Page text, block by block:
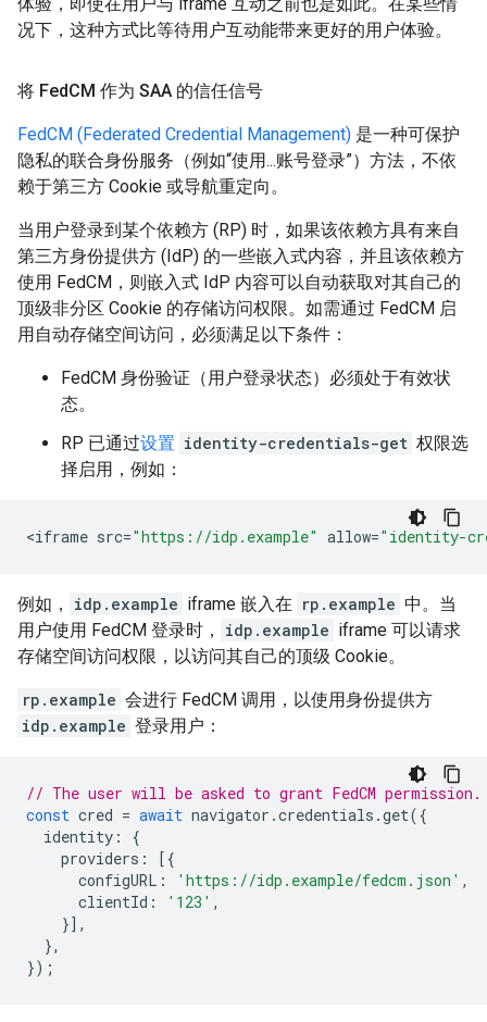
况下，这种方式比等待用户互动能带来更好的用户体验。
将 FedCM 作为 SAA 的信任信号
FedCM (Federated Credential Management) 是一种可保护
隐私的联合身份服务（例如“使用...账号登录”）方法，不依
赖于第三方 Cookie 或导航重定向。
当用户登录到某个依赖方 (RP) 时，如果该依赖方具有来自
第三方身份提供方 (IdP) 的一些嵌入式内容，并且该依赖方
使用 FedCM，则嵌入式 IdP 内容可以自动获取对其自己的
顶级非分区 Cookie 的存储访问权限。如需通过 FedCM 启
用自动存储空间访问，必须满足以下条件：
FedCM 身份验证（用户登录状态）必须处于有效状
态。
RP 已通过设置 identity-credentials-get 权限选
择启用，例如：
<iframe src="https://idp.example" allow="identity-
例如， idp.example iframe 嵌入在 rp.example 中。当
用户使用 FedCM 登录时，
idp.example iframe 可以请求
存储空间访问权限，以访问其自己的顶级 Cookie。
rp.example 会进行 FedCM 调用，以使用身份提供方
idp.example 登录用户：
// The user will be asked to grant FedCM permission.
const cred = await navigator .credentials .get({
identity :
{
providers :
[{
configURL : 'https://idp.example/fedcm.json' ,
clientId : '123' ,
}],
},
});